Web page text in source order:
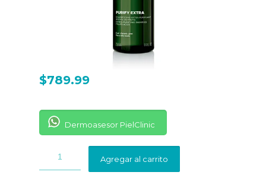
$789.99
Dermoasesor PielClinic
Agregar al carrito